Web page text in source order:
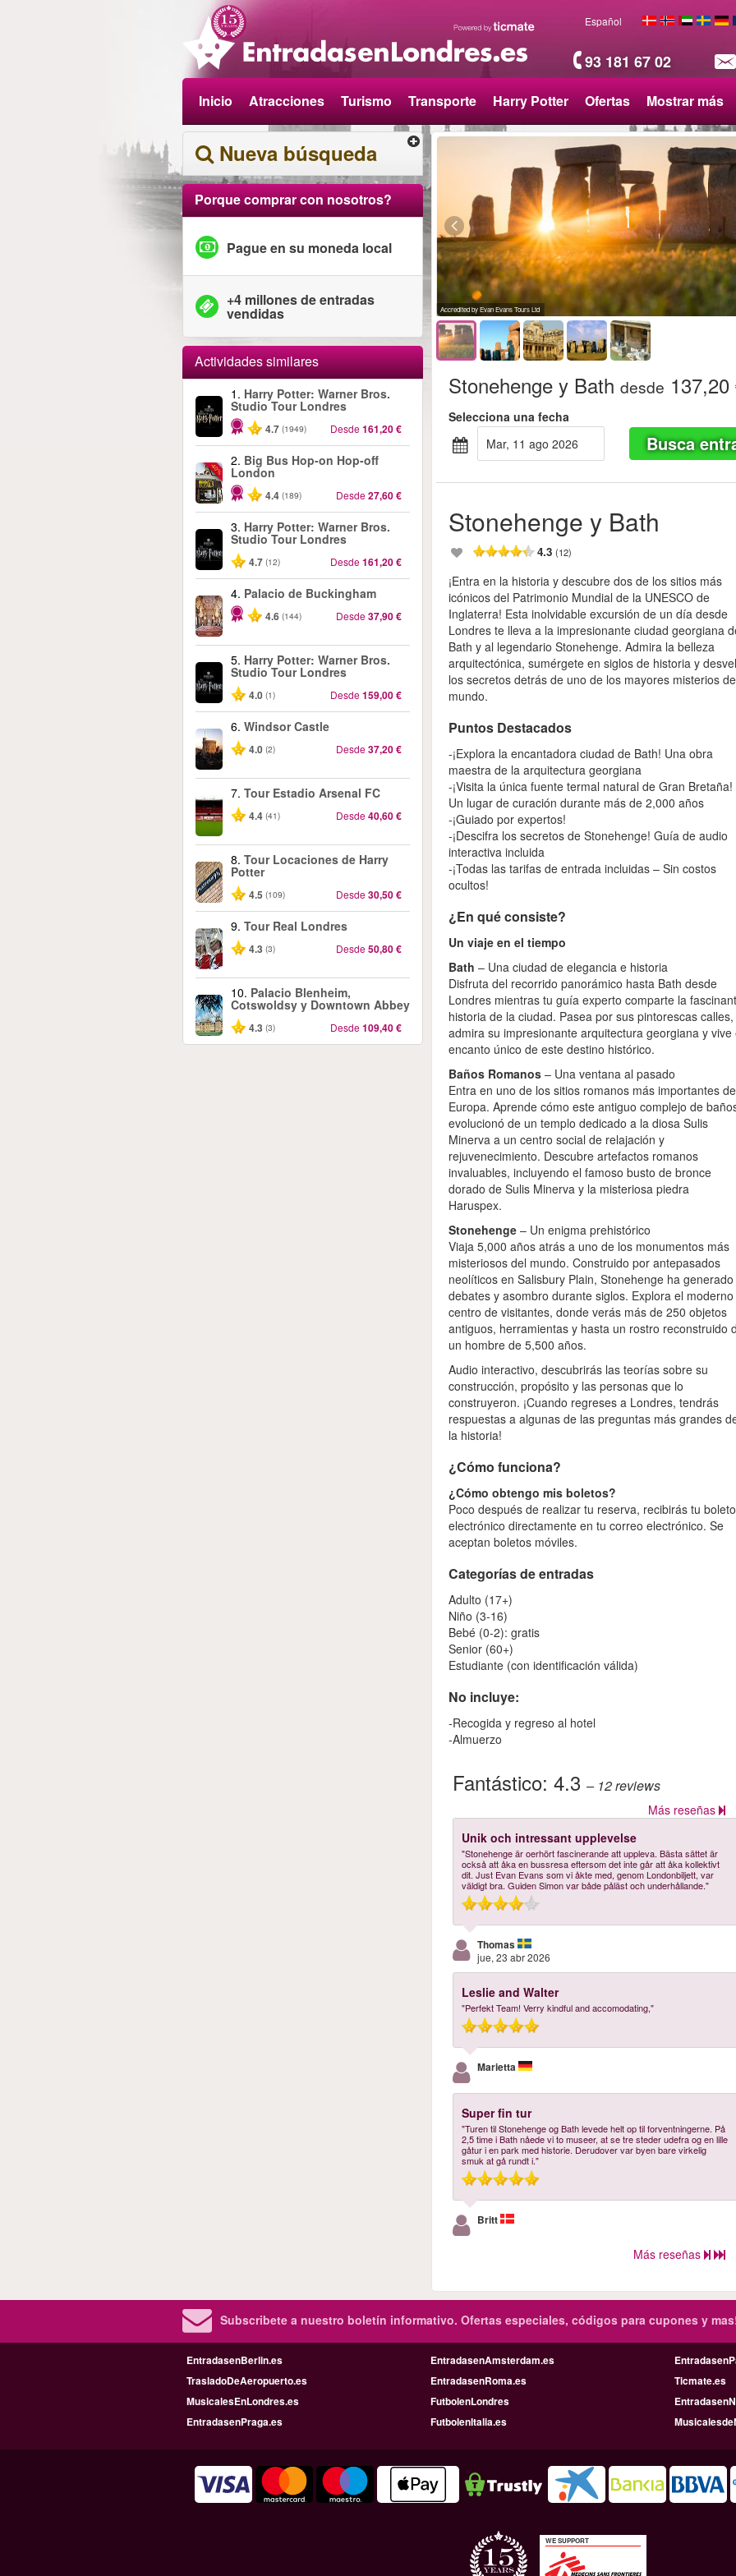
93 181 67 02
Español
Inicio Atracciones Turismo Transporte Harry Potter Ofertas Mostrar más
Nueva búsqueda
Porque comprar con nosotros?
Pague en su moneda local
+4 millones de entradas
vendidas
Actividades similares
1. Harry Potter: Warner Bros.
Studio Tour Londres
4.7 (1949) Desde161,20 €
-40%
2. Big Bus Hop-on Hop-off
London
4.4 (189) Desde27,60 €
3. Harry Potter: Warner Bros.
Studio Tour Londres
4.7 (12) Desde161,20 €
4. Palacio de Buckingham
4.6 (144) Desde37,90 €
5. Harry Potter: Warner Bros.
Studio Tour Londres
4.0 (1) Desde159,00 €
6. Windsor Castle
4.0 (2) Desde37,20 €
7. Tour Estadio Arsenal FC
4.4 (41) Desde40,60 €
8. Tour Locaciones de Harry
Potter
4.5 (109) Desde30,50 €
9. Tour Real Londres
4.3 (3) Desde50,80 €
10. Palacio Blenheim,
Cotswoldsy y Downtown Abbey
4.3 (3) Desde109,40 €
Accredited by Evan Evans Tours Ltd
Stonehenge y Bath desde 137,20
Selecciona una fecha
mar, 11 ago 2026
Busca
Stonehenge y Bath
4.3(12)
¡Entra en la historia y descubre dos de los sitios más
icónicos del Patrimonio Mundial de la UNESCO de
Inglaterra! Esta inolvidable excursión de un día desde
Londres te lleva a la impresionante ciudad georgiana
Bath y al legendario Stonehenge. Admira la belleza
arquitectónica, sumérgete en siglos de historia y
los secretos detrás de uno de los mayores misterios
mundo.
Puntos Destacados
-¡Explora la encantadora ciudad de Bath! Una obra
maestra de la arquitectura georgiana
-¡Visita la única fuente termal natural de Gran Bretaña!
Un lugar de curación durante más de 2,000 años
-¡Guiado por expertos!
-¡Descifra los secretos de Stonehenge! Guía de audio
interactiva incluida
-¡Todas las tarifas de entrada incluidas – Sin costos
ocultos!
¿En qué consiste?
Un viaje en el tiempo
Bath – Una ciudad de elegancia e historia
Disfruta del recorrido panorámico hasta Bath desde
Londres mientras tu guía experto comparte la
historia de la ciudad. Pasea por sus pintorescas calles,
admira su impresionante arquitectura georgiana y vive
encanto único de este destino histórico.
Baños Romanos – Una ventana al pasado
Entra en uno de los sitios romanos más importantes de
Europa. Aprende cómo este antiguo complejo de
evolucionó de un templo dedicado a la diosa Sulis
Minerva a un centro social de relajación y
rejuvenecimiento. Descubre artefactos romanos
invaluables, incluyendo el famoso busto de bronce
dorado de Sulis Minerva y la misteriosa piedra
Haruspex.
Stonehenge – Un enigma prehistórico
Viaja 5,000 años atrás a uno de los monumentos más
misteriosos del mundo. Construido por antepasados
neolíticos en Salisbury Plain, Stonehenge ha generado
debates y asombro durante siglos. Explora el moderno
centro de visitantes, donde verás más de 250 objetos
antiguos, herramientas y hasta un rostro reconstruido
un hombre de 5,500 años.
Audio interactivo, descubrirás las teorías sobre su
construcción, propósito y las personas que lo
construyeron. ¡Cuando regreses a Londres, tendrás
respuestas a algunas de las preguntas más grandes
la historia!
¿Cómo funciona?
¿Cómo obtengo mis boletos?
Poco después de realizar tu reserva, recibirás tu boleto
electrónico directamente en tu correo electrónico. Se
aceptan boletos móviles.
Categorías de entradas
Adulto (17+)
Niño (3-16)
Bebé (0-2): gratis
Senior (60+)
Estudiante (con identificación válida)
No incluye:
-Recogida y regreso al hotel
-Almuerzo
Fantástico:4.3– 12reviews
Más reseñas
Unik och intressant upplevelse
"Stonehenge är oerhört fascinerande att uppleva. Bästa sättet är
också att åka en bussresa eftersom det inte går att åka kollektivt
dit. Just Evan Evans som vi åkte med, genom Londonbiljett, var
väldigt bra. Guiden Simon var både påläst och underhållande."
Thomas
jue, 23 abr 2026
Leslie and Walter
"Perfekt Team! Verry kindful and accomodating,"
Marietta
Super fin tur
"Turen til Stonehenge og Bath levede helt op til forventningerne. På
2,5 time i Bath nåede vi to museer, at se tre steder udefra og en lille
gåtur i en park med historie. Derudover var byen bare virkelig
smuk at gå rundt i."
Britt
Más reseñas
Subscribete a nuestro boletín informativo. Ofertas especiales, códigos para cupones y
EntradasenBerlin.es EntradasenAmsterdam.es
TrasladoDeAeropuerto.es
EntradasenRoma.es
Ticmate.es
MusicalesEnLondres.es
FutbolenLondres
EntradasenPraga.es
FutbolenItalia.es
WE SUPPORT